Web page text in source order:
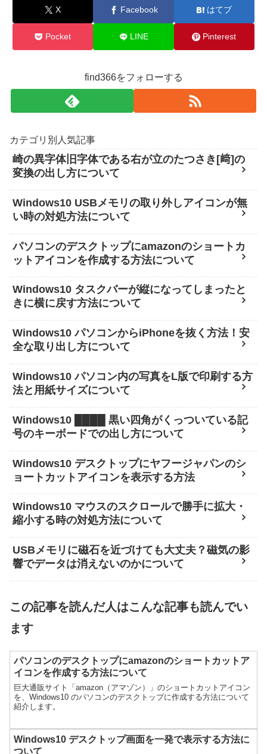
X Facebook はてブ
Pocket LINE Pinterest
find366をフォローする
カテゴリ別人気記事
崎の異字体旧字体である右が立のたつさき[﨑]の
変換の出し方について
Windows10 USBメモリの取り外しアイコンが無
い時の対処方法について
パソコンのデスクトップにamazonのショートカ
ットアイコンを作成する方法について
Windows10 タスクバーが縦になってしまったと
きに横に戻す方法について
Windows10 パソコンからiPhoneを抜く方法！安
全な取り出し方について
Windows10 パソコン内の写真をL版で印刷する方
法と用紙サイズについて
Windows10 ████ 黒い四角がくっついている記
号のキーボードでの出し方について
Windows10 デスクトップにヤフージャパンのシ
ョートカットアイコンを表示する方法
Windows10 マウスのスクロールで勝手に拡大・
縮小する時の対処方法について
USBメモリに磁石を近づけても大丈夫？磁気の影
響でデータは消えないのかについて
この記事を読んだ人はこんな記事も読んでい
ます
パソコンのデスクトップにamazonのショートカットア
イコンを作成する方法について
巨大通販サイト「amazon（アマゾン）」のショートカットアイコン
を、Windows10 のパソコンのデスクトップに作成する方法について
紹介します。
Windows10 デスクトップ画面を一発で表示する方法に
ついて